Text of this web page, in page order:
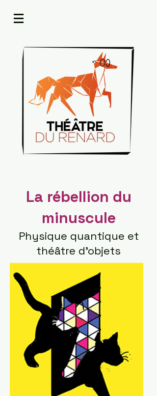
La rébellion du
minuscule
Physique quantique et
théâtre d'objets